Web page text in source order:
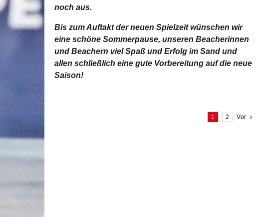
noch aus.
Bis zum Auftakt der neuen Spielzeit wünschen wir
eine schöne Sommerpause, unseren Beacherinnen
und Beachern viel Spaß und Erfolg im Sand und
allen schließlich eine gute Vorbereitung auf die neue
Saison!
1 2 Vor